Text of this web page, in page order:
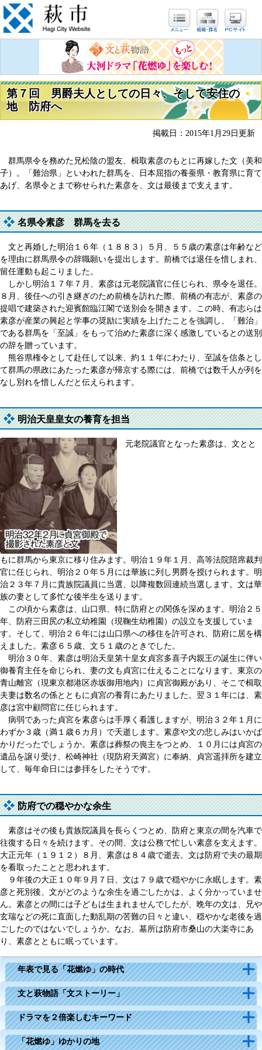
第７回 男爵夫人としての日々、そして安住の
地 防府へ
掲載日：2015年1月29日更新
群馬県令を務めた兄松陰の盟友、楫取素彦のもとに再嫁した文（美和
子）。「難治県」といわれた群馬を、日本屈指の養蚕県・教育県に育て
あげ、名県令とまで称せられた素彦を、文は最後まで支えます。
名県令素彦 群馬を去る
文と再婚した明治１６年（１８８３）５月、５５歳の素彦は年齢など
を理由に群馬県令の辞職願いを提出します。前橋では退任を惜しまれ、
留任運動も起こりました。
しかし明治１７年７月、素彦は元老院議官に任じられ、県令を退任。
８月、後任への引き継ぎのため前橋を訪れた際、前橋の有志が、素彦の
提唱で建築された迎賓館臨江閣で送別会を開きます。この時、有志らは
素彦が産業の興起と学事の奨励に実績を上げたことを強調し、「難治」
である群馬を「至誠」をもって治めた素彦に深く感激しているとの送別
の辞を贈っています。
熊谷県権令として赴任して以来、約１１年にわたり、至誠を信条とし
て群馬の県政にあたった素彦が帰京する際には、前橋では数千人が列を
なし別れを惜しんだと伝えられます。
明治天皇皇女の養育を担当
元老院議官となった素彦は、文とと
もに群馬から東京に移り住みます。明治１９年１月、高等法院陪席裁判
官に任じられ、明治２０年５月には華族に列し男爵を授けられます。明
治２３年７月に貴族院議員に当選、以降複数回連続当選します。文は華
族の妻として多忙な後半生を送ります。
この頃から素彦は、山口県、特に防府との関係を深めます。明治２５
年、防府三田尻の私立幼稚園（現鞠生幼稚園）の設立を支援していま
す。そして、明治２６年には山口県への移住を許可され、防府に居を構
えました。素彦６５歳、文５１歳のときでした。
明治３０年、素彦は明治天皇第十皇女貞宮多喜子内親王の誕生に伴い
御養育主任を命じられ、妻の文も貞宮に仕えることになります。東京の
青山離宮（現東京都港区赤坂御用地内）に貞宮御殿があり、そこで楫取
夫妻は数名の係とともに貞宮の養育にあたりました。翌３１年には、素
彦は宮中顧問官に任じられます。
病弱であった貞宮を素彦らは手厚く看護しますが、明治３２年１月に
わずか３歳（満１歳６カ月）で夭逝します。素彦や文の悲しみはいかば
かりだったでしょうか。素彦は葬祭の喪主をつとめ、１０月には貞宮の
遺品を譲り受け、松崎神社（現防府天満宮）に奉納、貞宮遥拝所を建立
して、毎年命日には参拝をしたそうです。
防府での穏やかな余生
素彦はその後も貴族院議員を長らくつとめ、防府と東京の間を汽車で
往復する日々を続けます。その間、文は公務で忙しい素彦を支えます。
大正元年（１９１２）８月、素彦は８４歳で逝去。文は防府で夫の最期
を看取ったことと思われます。
９年後の大正１０年９月７日、文は７９歳で穏やかに永眠します。素
彦と死別後、文がどのような余生を過ごしたかは、よく分かっていませ
ん。素彦との間には子どもは生まれませんでしたが、晩年の文は、兄や
玄瑞などの死に直面した動乱期の苦難の日々と違い、穏やかな老後を過
ごしたのではないでしょうか。なお、墓所は防府市桑山の大楽寺にあ
り、素彦とともに眠っています。
年表で見る「花燃ゆ」の時代
文と萩物語「文ストーリー」
ドラマを２倍楽しむキーワード
「花燃ゆ」ゆかりの地